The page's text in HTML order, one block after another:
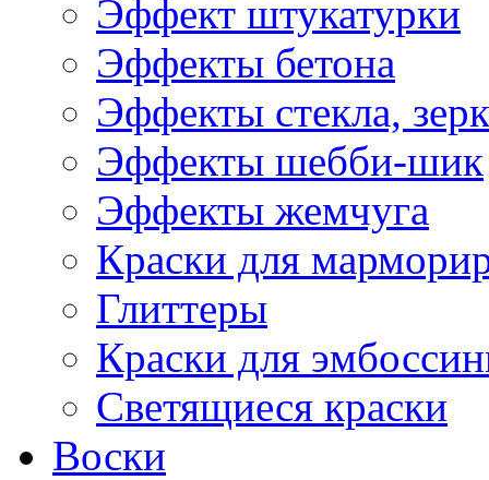
Эффект штукатурки
Эффекты бетона
Эффекты стекла,
Эффекты шебби-шик
Эффекты жемчуга
Краски для
Глиттеры
Краски для
Светящиеся краски
Воски